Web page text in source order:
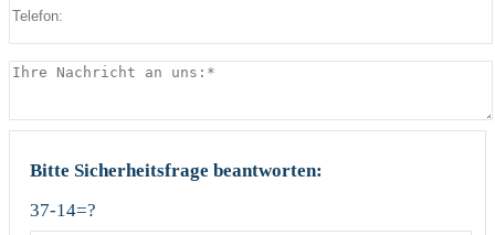
Bitte Sicherheitsfrage beantworten:
37-14=?